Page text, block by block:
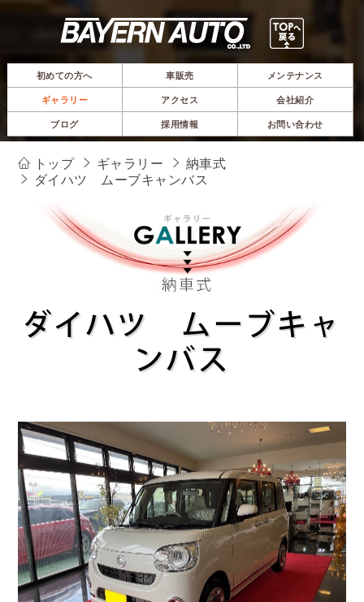
初めての方へ 車販売 メンテナンス
ギャラリー アクセス 会社紹介
ブログ 採用情報 お問い合わせ
トップ ギャラリー
納車式
ダイハツ ムーブキャンバス
ダイハツ ムーブキャ
ンバス